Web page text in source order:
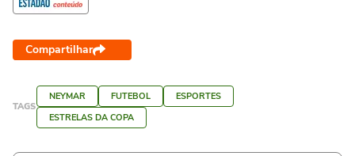
Compartilhar
TAGS
NEYMAR FUTEBOL
ESPORTES
ESTRELAS DA COPA